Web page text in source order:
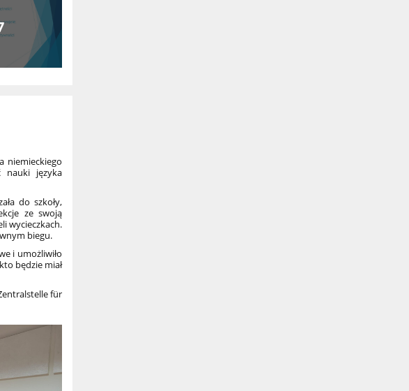
niemieckiego
nauki języka
do szkoły,
ze swoją
wycieczkach.
biegu.
i umożliwiło
będzie miał
für